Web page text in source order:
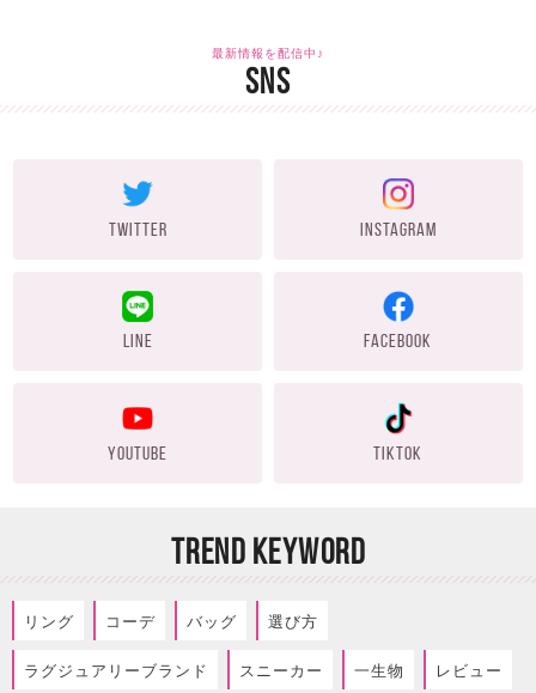
最新情報を配信中♪
SNS
TWITTER INSTAGRAM
LINE FACEBOOK
YOUTUBE TIKTOK
TREND KEYWORD
リング コーデ バッグ 選び方
ラグジュアリーブランド スニーカー 一生物 レビュー